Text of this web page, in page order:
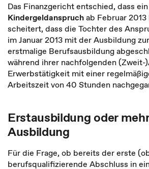
Das Finanzgericht entschied, dass ein
Kindergeldanspruchab Februar
scheitert, dass die Tochter des
im Januar 2013 mit der Ausbildung
erstmalige Berufsausbildung
während ihrer nachfolgenden (Zweit-
Erwerbstätigkeit mit einer
Arbeitszeit von 40 Stunden
Erstausbildung oder
Ausbildung
Für die Frage, ob bereits der erste
berufsqualifizierende Abschluss in